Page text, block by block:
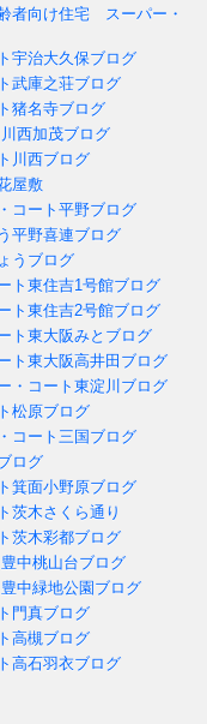
者向け住宅 スーパー・
宇治大久保ブログ
武庫之荘ブログ
猪名寺ブログ
西加茂ブログ
川西ブログ
屋敷
コート平野ブログ
平野喜連ブログ
うブログ
ト東住吉1号館ブログ
ト東住吉2号館ブログ
ト東大阪みとブログ
ト東大阪高井田ブログ
・コート東淀川ブログ
松原ブログ
コート三国ブログ
ログ
箕面小野原ブログ
茨木さくら通り
茨木彩都ブログ
中桃山台ブログ
中緑地公園ブログ
門真ブログ
高槻ブログ
高石羽衣ブログ